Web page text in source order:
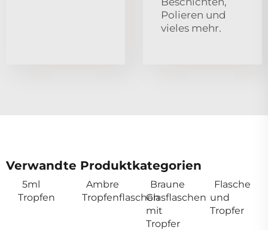
Polieren und
vieles mehr.
Verwandte Produktkategorien
5ml
Tropfen
Ambre
Tropfenflaschen
Braune
Glasflaschen
mit
Tropfer
Flasche
und
Tropfer